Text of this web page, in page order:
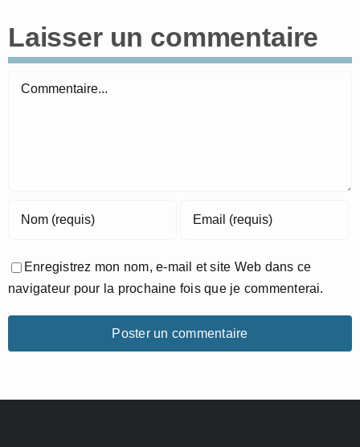
Laisser un commentaire
Commentaire
Enregistrez mon nom, e-mail et site Web dans ce
navigateur pour la prochaine fois que je commenterai.